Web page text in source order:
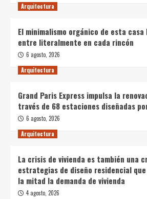
Arquitectura
El minimalismo orgánico de esta
entre literalmente en cada rincón
6 agosto, 2026
Arquitectura
Grand Paris Express impulsa la
través de 68 estaciones diseñadas
6 agosto, 2026
Arquitectura
La crisis de vivienda es también una
estrategias de diseño residencial
la mitad la demanda de vivienda
4 agosto, 2026